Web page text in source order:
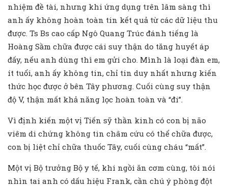
nhiệm đề tài, nhưng khi ứng dụng trên lâm sàng thì
anh ấy không hoàn toàn tin kết quả từ các dữ liệu thu
được. Ts Bs cao cấp Ngô Quang Trúc đánh tiếng là
Hoàng Sầm chữa được cái suy thận do tăng huyết áp
đấy, nếu anh dùng thì em gửi cho. Mình là loại đàn em,
ít tuổi, anh ấy không tin, chỉ tin duy nhất nhưng kiến
thức học được ở bên Tây phương. Cuối cùng suy thận
độ V, thận mất khả năng lọc hoàn toàn và “đi”.
Vì định kiến một vị Tiến sỹ thần kinh có con bị não
viêm di chứng không tin châm cứu có thể chữa được,
con bị liệt chỉ chữa thuốc Tây, cuối cùng cháu “mất”.
Một vị Bộ trưởng Bộ y tế, khi ngồi ăn cơm cùng, tôi nói
nhìn tai anh có dấu hiệu Frank, cần chú ý phòng đột